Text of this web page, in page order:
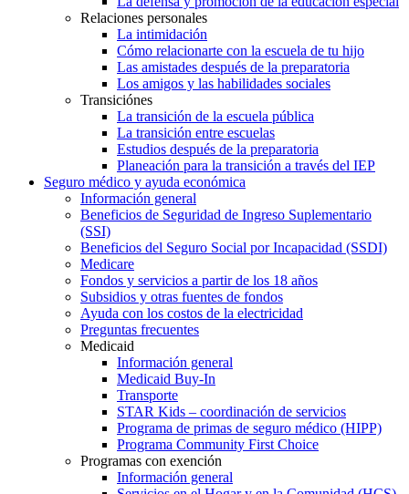
Relaciones personales
La intimidación
Cómo relacionarte con la escuela de tu hijo
Las amistades después de la preparatoria
Los amigos y las habilidades sociales
Transiciónes
La transición de la escuela pública
La transición entre escuelas
Estudios después de la preparatoria
Planeación para la transición a través del IEP
Seguro médico y ayuda económica
Información general
Beneficios de Seguridad de Ingreso Suplementario
(SSI)
Beneficios del Seguro Social por Incapacidad (SSDI)
Medicare
Fondos y servicios a partir de los 18 años
Subsidios y otras fuentes de fondos
Ayuda con los costos de la electricidad
Preguntas frecuentes
Medicaid
Información general
Medicaid Buy-In
Transporte
STAR Kids – coordinación de servicios
Programa de primas de seguro médico (HIPP)
Programa Community First Choice
Programas con exención
Información general